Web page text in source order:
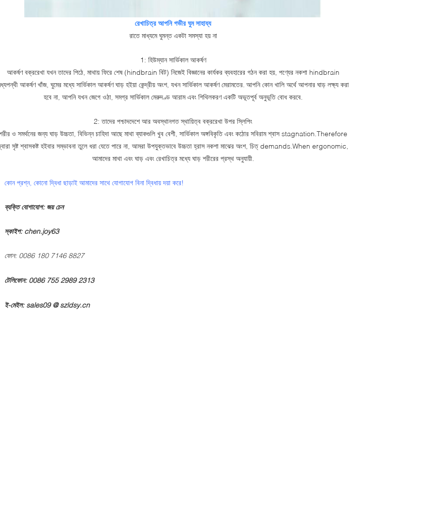
রেখাচিত্র আপনি গভীর ঘুম সাহায্য
রাতে মাধ্যমে ঘুমন্ত একটা সমস্যা হয় না
1: হিউম্যান সার্ভিকাল আকর্ষণ
আকর্ষণ বক্ররেখা যখন তাদের পিঠে, মাথায় ফিরে শেষ (hindbrain বিট) নিজেই বিজ্ঞানের কার্যকর ব্যবহারের গঠন করা হয়, পণ্যের নকশা hindbrain
আকর্ষণ খাঁজ, ঘুমের মধ্যে সার্ভিকাল আকর্ষণ ঘাড় হইয়া কেন্দ্রীয় অংশ, যখন সার্ভিকাল আকর্ষণ মেরামতের. আপনি কোন খালি অর্থে আপনার ঘাড় লক্ষ্য করা
হবে না, আপনি যখন জেগে ওঠা, সমগ্র সার্ভিকাল মেরুদণ্ড আরাম এবং শিথিলকরণ একটি অভূতপূর্ব অনুভূতি বোধ করবে.
2: তাদের পশ্চাদদেশে আর অবস্থানগত স্থায়িত্ব বক্ররেখা উপর স্লিপিং
ও সমর্থনের জন্য ঘাড় উচ্চতা, বিভিন্ন চাহিদা আছে মাথা ব্যাকগুলি খুব বেশী, সার্ভিকাল অঙ্গবিকৃতি এবং কঠোর সবিরাম শ্বাস stagnation.Therefore
সৃষ্ট শ্বাসকষ্ট হইবার সম্ভাবনা তুলে ধরা যেতে পারে না, আমরা উপযুক্তভাবে উচ্চতা হ্রাস নকশা মাঝের অংশ, চিত্ demands.When ergonomic,
আমাদের মাথা এবং ঘাড় এবং রেখাচিত্র মধ্যে ঘাড় শরীরের প্রস্থ অনুযায়ী.
কোন প্রশ্ন, কোনো দ্বিধা ছাড়াই আমাদের সাথে যোগাযোগ বিনা দ্বিধায় দয়া করে!
ব্যক্তি যোগাযোগ: জয় চেন
স্কাইপ: chen.joy63
ফোন: 0086 180 7146 8827
টেলিফোন: 0086 755 2989 2313
ই-মেইল: sales09 @ szldsy.cn